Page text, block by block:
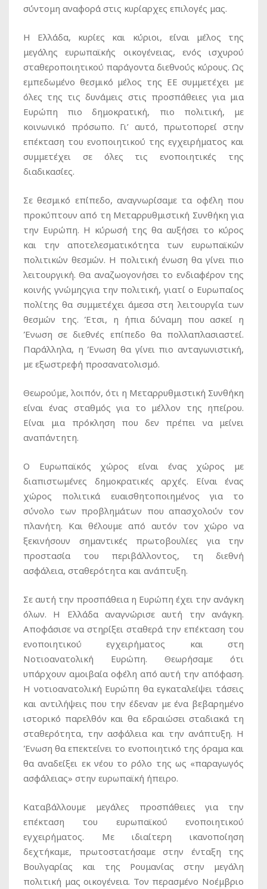
σύντομη αναφορά στις κυρίαρχες επιλογές μας.
Η Ελλάδα, κυρίες και κύριοι, είναι μέλος της
μεγάλης ευρωπαϊκής οικογένειας, ενός ισχυρού
σταθεροποιητικού παράγοντα διεθνούς κύρους. Ως
εμπεδωμένο θεσμικό μέλος της ΕΕ συμμετέχει με
όλες της τις δυνάμεις στις προσπάθειες για μια
Ευρώπη πιο δημοκρατική, πιο πολιτική, με
κοινωνικό πρόσωπο. Γι’ αυτό, πρωτοπορεί στην
επέκταση του ενοποιητικού της εγχειρήματος και
συμμετέχει σε όλες τις ενοποιητικές της
διαδικασίες.
Σε θεσμικό επίπεδο, αναγνωρίσαμε τα οφέλη που
προκύπτουν από τη Μεταρρυθμιστική Συνθήκη για
την Ευρώπη. Η κύρωσή της θα αυξήσει το κύρος
και την αποτελεσματικότητα των ευρωπαϊκών
πολιτικών θεσμών. Η πολιτική ένωση θα γίνει πιο
λειτουργική. Θα αναζωογονήσει το ενδιαφέρον της
κοινής γνώμηςγια την πολιτική, γιατί ο Ευρωπαίος
πολίτης θα συμμετέχει άμεσα στη λειτουργία των
θεσμών της. Έτσι, η ήπια δύναμη που ασκεί η
Ένωση σε διεθνές επίπεδο θα πολλαπλασιαστεί.
Παράλληλα, η Ένωση θα γίνει πιο ανταγωνιστική,
με εξωστρεφή προσανατολισμό.
Θεωρούμε, λοιπόν, ότι η Μεταρρυθμιστική Συνθήκη
είναι ένας σταθμός για το μέλλον της ηπείρου.
Είναι μια πρόκληση που δεν πρέπει να μείνει
αναπάντητη.
Ο Ευρωπαϊκός χώρος είναι ένας χώρος με
διαπιστωμένες δημοκρατικές αρχές. Είναι ένας
χώρος πολιτικά ευαισθητοποιημένος για το
σύνολο των προβλημάτων που απασχολούν τον
πλανήτη. Και θέλουμε από αυτόν τον χώρο να
ξεκινήσουν σημαντικές πρωτοβουλίες για την
προστασία του περιβάλλοντος, τη διεθνή
ασφάλεια, σταθερότητα και ανάπτυξη.
Σε αυτή την προσπάθεια η Ευρώπη έχει την ανάγκη
όλων. Η Ελλάδα αναγνώρισε αυτή την ανάγκη.
Αποφάσισε να στηρίξει σταθερά την επέκταση του
ενοποιητικού εγχειρήματος και στη
Νοτιοανατολική Ευρώπη. Θεωρήσαμε ότι
υπάρχουν αμοιβαία οφέλη από αυτή την απόφαση.
Η νοτιοανατολική Ευρώπη θα εγκαταλείψει τάσεις
και αντιλήψεις που την έδεναν με ένα βεβαρημένο
ιστορικό παρελθόν και θα εδραιώσει σταδιακά τη
σταθερότητα, την ασφάλεια και την ανάπτυξη. Η
Ένωση θα επεκτείνει το ενοποιητικό της όραμα και
θα αναδείξει εκ νέου το ρόλο της ως «παραγωγός
ασφάλειας» στην ευρωπαϊκή ήπειρο.
Καταβάλλουμε μεγάλες προσπάθειες για την
επέκταση του ευρωπαϊκού ενοποιητικού
εγχειρήματος. Με ιδιαίτερη ικανοποίηση
δεχτήκαμε, πρωτοστατήσαμε στην ένταξη της
Βουλγαρίας και της Ρουμανίας στην μεγάλη
πολιτική μας οικογένεια. Τον περασμένο Νοέμβριο